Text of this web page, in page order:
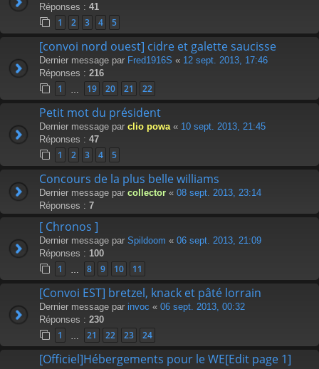
Réponses : 41
1 2 3 4 5
[convoi nord ouest] cidre et galette saucisse
Dernier message par Fred1916S « 12 sept. 2013, 17:46
Réponses : 216
1 19 20 21 22
Petit mot du président
Dernier message par clio powa « 10 sept. 2013, 21:45
Réponses : 47
1 2 3 4 5
Concours de la plus belle williams
Dernier message par collector « 08 sept. 2013, 23:14
Réponses : 7
[ Chronos ]
Dernier message par Spildoom « 06 sept. 2013, 21:09
Réponses : 100
1 8 9 10 11
[Convoi EST] bretzel, knack et pâté lorrain
Dernier message par invoc « 06 sept. 2013, 00:32
Réponses : 230
1 21 22 23 24
[Officiel]Hébergements pour le WE[Edit page 1]